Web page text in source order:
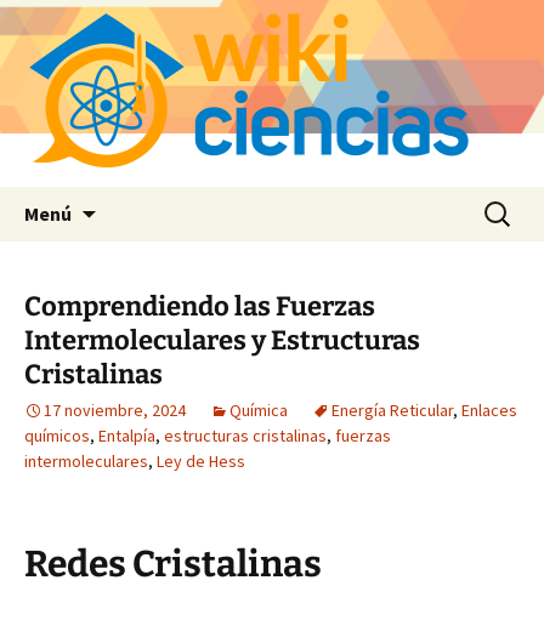
Menú Buscar:
Comprendiendo las Fuerzas
Intermoleculares y Estructuras
Cristalinas
17 noviembre, 2024 Química Energía Reticular, Enlaces
químicos, Entalpía, estructuras cristalinas, fuerzas
intermoleculares, Ley de Hess
Redes Cristalinas